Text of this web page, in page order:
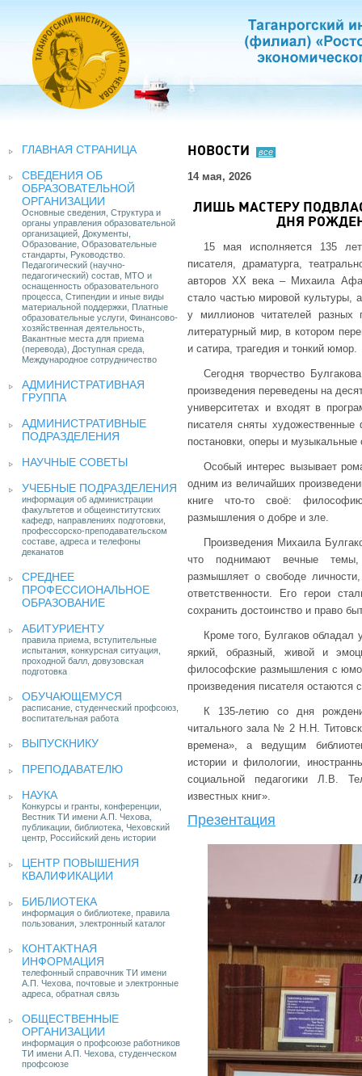
ГЛАВНАЯ СТРАНИЦА
СВЕДЕНИЯ ОБ
ОБРАЗОВАТЕЛЬНОЙ
ОРГАНИЗАЦИИ
Основные сведения, Структура и
органы управления образовательной
организацией, Документы,
Образование, Образовательные
стандарты, Руководство.
Педагогический (научно-
педагогический) состав, МТО и
оснащенность образовательного
процесса, Стипендии и иные виды
материальной поддержки, Платные
образовательные услуги, Финансово-
хозяйственная деятельность,
Вакантные места для приема
(перевода), Доступная среда,
Международное сотрудничество
АДМИНИСТРАТИВНАЯ
ГРУППА
АДМИНИСТРАТИВНЫЕ
ПОДРАЗДЕЛЕНИЯ
НАУЧНЫЕ СОВЕТЫ
УЧЕБНЫЕ ПОДРАЗДЕЛЕНИЯ
информация об администрации
факультетов и общеинститутских
кафедр, направлениях подготовки,
профессорско-преподавательском
составе, адреса и телефоны
деканатов
СРЕДНЕЕ
ПРОФЕССИОНАЛЬНОЕ
ОБРАЗОВАНИЕ
АБИТУРИЕНТУ
правила приема, вступительные
испытания, конкурсная ситуация,
проходной балл, довузовская
подготовка
ОБУЧАЮЩЕМУСЯ
расписание, студенческий профсоюз,
воспитательная работа
ВЫПУСКНИКУ
ПРЕПОДАВАТЕЛЮ
НАУКА
Конкурсы и гранты, конференции,
Вестник ТИ имени А.П. Чехова,
публикации, библиотека, Чеховский
центр, Российский день истории
ЦЕНТР ПОВЫШЕНИЯ
КВАЛИФИКАЦИИ
БИБЛИОТЕКА
информация о библиотеке, правила
пользования, электронный каталог
КОНТАКТНАЯ
ИНФОРМАЦИЯ
телефонный справочник ТИ имени
А.П. Чехова, почтовые и электронные
адреса, обратная связь
ОБЩЕСТВЕННЫЕ
ОРГАНИЗАЦИИ
информация о профсоюзе работников
ТИ имени А.П. Чехова, студенческом
профсоюзе
НОВОСТИ все
14 мая, 2026
ЛИШЬ МАСТЕРУ
ДНЯ
15 мая исполняется 135
писателя, драматурга,
авторов XX века – Михаила
стало частью мировой культуры,
у миллионов читателей разных
литературный мир, в котором
и сатира, трагедия и тонкий юмор.
Сегодня творчество
произведения переведены на
университетах и входят в
писателя сняты
постановки, оперы и музыкальные
Особый интерес вызывает
одним из величайших
книге что-то своё:
размышления о добре и зле.
Произведения Михаила
что поднимают вечные темы,
размышляет о свободе
ответственности. Его герои
сохранить достоинство и право
Кроме того, Булгаков
яркий, образный, живой и
философские размышления с
произведения писателя
К 135-летию со дня
читального зала № 2 Н.Н.
времена», а ведущим
истории и филологии,
социальной педагогики Л.В.
известных книг».
Презентация